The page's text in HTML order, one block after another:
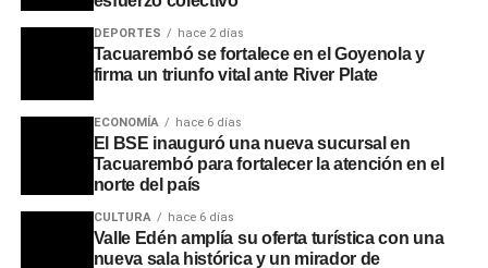
los 18 teléfonos celulares incautados será determinante
para el avance de las pesquisas en las próximas
DEPORTES hace 2 días
Tacuarembó se fortalece en el Goyenola y
firma un triunfo vital ante River Plate
ECONOMÍA hace 6 días
El BSE inauguró una nueva sucursal en
Tacuarembó para fortalecer la atención en el
norte del país
CULTURA hace 6 días
Valle Edén amplía su oferta turística con una
nueva sala histórica y un mirador de